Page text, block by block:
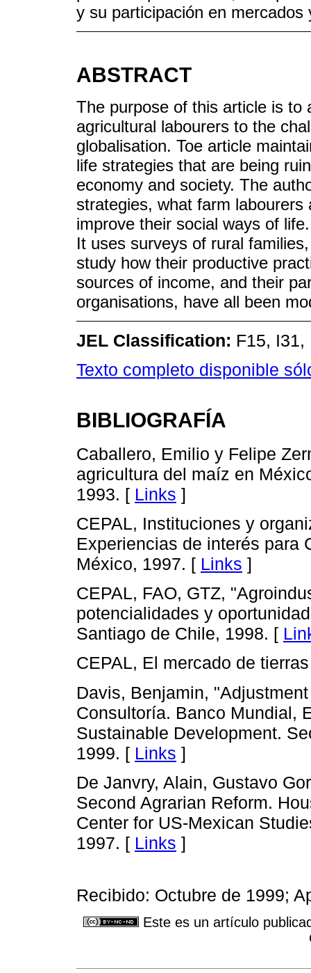
y su participación en
ABSTRACT
The purpose of this article is to
agricultural labourers to the
globalisation. Toe article
life strategies that are being
economy and society. The
strategies, what farm
improve their social ways of
It uses surveys of rural
study how their productive
sources of income, and their
organisations, have all been
JEL Classification: F15, I31,
Texto completo disponible
BIBLIOGRAFÍA
Caballero, Emilio y Felipe
agricultura del maíz en
1993. [ Links ]
CEPAL, Instituciones y
Experiencias de interés para
México, 1997. [ Links ]
CEPAL, FAO, GTZ,
potencialidades y
Santiago de Chile, 1998. [
CEPAL, El mercado de
Davis, Benjamin,
Consultoría. Banco Mundial,
Sustainable Development.
1999. [ Links ]
De Janvry, Alain, Gustavo
Second Agrarian Reform.
Center for US-Mexican
1997. [ Links ]
Recibido: Octubre de 1999;
Este es un artículo